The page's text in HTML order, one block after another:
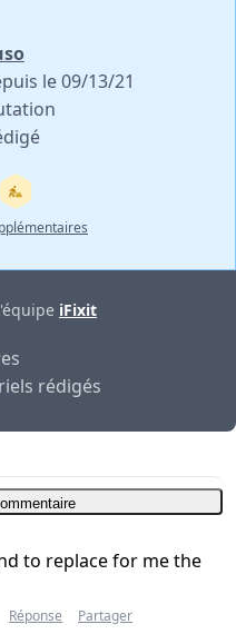
le 09/13/21
iFixit
rédigés
to replace for me the
Réponse Partager